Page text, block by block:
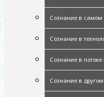
Сознание в самом
Сознание в
Сознание в
Сознание в другом